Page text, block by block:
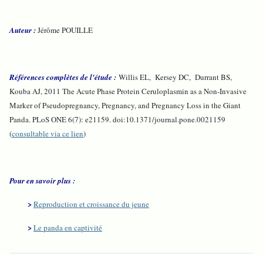
Auteur :Jérôme POUILLE
Références complètes de l'étude : Willis EL, Kersey DC, Durrant BS,
Kouba AJ, 2011 The Acute Phase Protein Ceruloplasmin as a Non-Invasive
Marker of Pseudopregnancy, Pregnancy, and Pregnancy Loss in the Giant
Panda. PLoS ONE 6(7): e21159. doi:10.1371/journal.pone.0021159
(consultable via ce lien)
Pour en savoir plus :
>Reproduction et croissance du jeune
>Le panda en captivité